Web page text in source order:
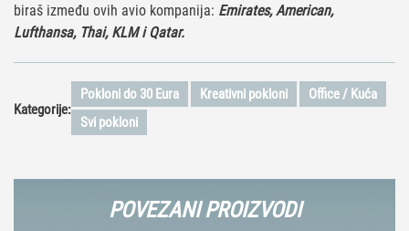
biraš između ovih avio kompanija: Emirates, American,
Lufthansa, Thai, KLM i Qatar.
Kategorije:
Pokloni do 30 Eura Kreativni pokloni
Office / Kuća
Svi pokloni
POVEZANI PROIZVODI